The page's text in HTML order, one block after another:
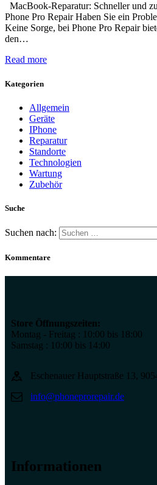
MacBook-Reparatur: Schneller und
Phone Pro Repair Haben Sie ein
Keine Sorge, bei Phone Pro Repair
den…
Read more
Kategorien
Allgemein
Geräte
IPhone
Reparatur
Standorte
Technologien
Wartung
Zubehör
Suche
Suchen nach:
Kommentare
Store Öffnungszeiten:
Montag - Freitag : 10:00 bis 18:00
Samstag : 10:00 bis 14:00
Eschenauer Hauptstraße 13,
info@phoneprorepair.de
Informationen